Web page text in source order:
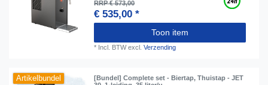
RRP € 573,00
€ 535,00 *
Toon item
* Incl. BTWexcl.Verzending
Artikelbundel
[Bundel] Complete set - Biertap, Thuistap - JET